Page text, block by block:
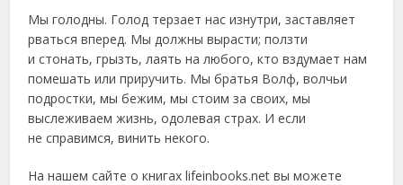
Мы голодны. Голод терзает нас изнутри, заставляет
рваться вперед. Мы должны вырасти; ползти
и стонать, грызть, лаять на любого, кто вздумает нам
помешать или приручить. Мы братья Волф, волчьи
подростки, мы бежим, мы стоим за своих, мы
выслеживаем жизнь, одолевая страх. И если
не справимся, винить некого.
На нашем сайте о книгах lifeinbooks.net вы можете